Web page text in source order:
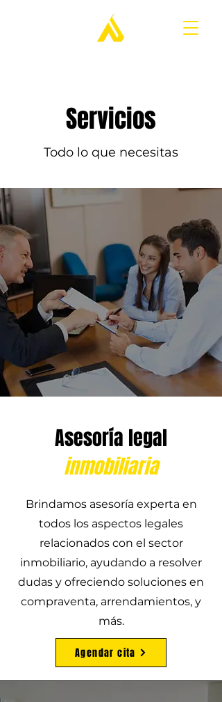
Servicios
Todo lo que necesitas
Asesoría legal
inmobiliaria
Brindamos asesoría experta en
todos los aspectos legales
relacionados con el sector
inmobiliario, ayudando a resolver
dudas y ofreciendo soluciones en
compraventa, arrendamientos, y
más.
Agendar cita